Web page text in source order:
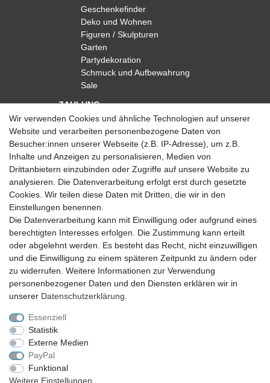
Geschenkefinder
Deko und Wohnen
Figuren / Skulpturen
Garten
Partydekoration
Schmuck und Aufbewahrung
Sale
ZAHLUNG
VERSAND
SICHER EINKAUFEN
Sicher einkaufen mit
durchgehender SSL-Verschlüsselung
* Alle Preise verstehen sich inkl. MwSt. zzgl. Versandkosten. Alle Angebote sind
freibleibend zzgl. Versandkosten und bei Nachnahme Übermittlungsentgelt.
Wir verwenden Cookies und ähnliche Technologien auf unserer
Website und verarbeiten personenbezogene Daten von
Besucher:innen unserer Webseite (z.B. IP-Adresse), um z.B.
Inhalte und Anzeigen zu personalisieren, Medien von
Drittanbietern einzubinden oder Zugriffe auf unsere Website zu
analysieren. Die Datenverarbeitung erfolgt erst durch gesetzte
Cookies. Wir teilen diese Daten mit Dritten, die wir in den
Einstellungen benennen.
Die Datenverarbeitung kann mit Einwilligung oder aufgrund eines
berechtigten Interesses erfolgen. Die Zustimmung kann erteilt
oder abgelehnt werden. Es besteht das Recht, nicht einzuwilligen
und die Einwilligung zu einem späteren Zeitpunkt zu ändern oder
zu widerrufen. Weitere Informationen zur Verwendung
personenbezogener Daten und den Diensten erklären wir in
unserer Daten­schutz­erklärung
Essenziell
Statistik
Externe Medien
PayPal
Funktional
Weitere Einstellungen